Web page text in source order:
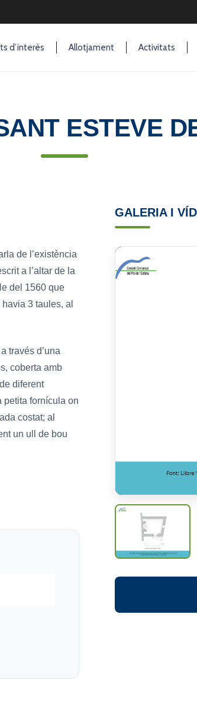
d’interès Allotjament Activitats
ESTEVE
de l’existència
a l’altar de la
del 1560 que
3 taules, al
través d’una
coberta amb
diferent
petita fornícula on
costat; al
un ull de bou
GALERIA I